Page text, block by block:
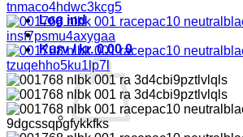
Log ind
Kurv /kr.0.00 0